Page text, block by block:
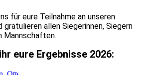
für eure Teilnahme an unseren
gratulieren allen Siegerinnen, Siegern
Mannschaften.
eure Ergebnisse 2026: